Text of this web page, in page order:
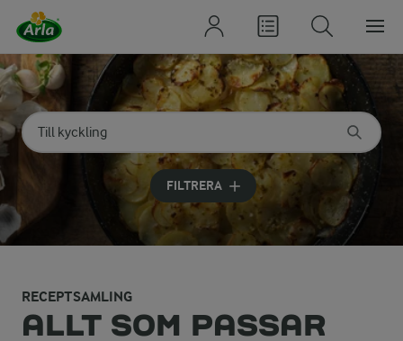
Sök på kategori eller ingrediens
Skriv in sökord för att få förslag
FILTRERA
RECEPTSAMLING
ALLT SOM PASSAR